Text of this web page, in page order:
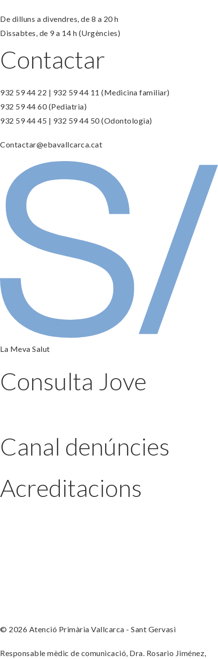
De dilluns a divendres, de 8 a 20 h
Dissabtes, de 9 a 14 h (Urgències)
Contactar
932 59 44 22 | 932 59 44 11 (Medicina familiar)
932 59 44 60 (Pediatria)
932 59 44 45 | 932 59 44 50 (Odontologia)
Contactar@ebavallcarca.cat
La Meva Salut
Consulta Jove
Canal denúncies
Acreditacions
© 2026 Atenció Primària Vallcarca - Sant Gervasi
Responsable mèdic de comunicació, Dra. Rosario Jiménez,